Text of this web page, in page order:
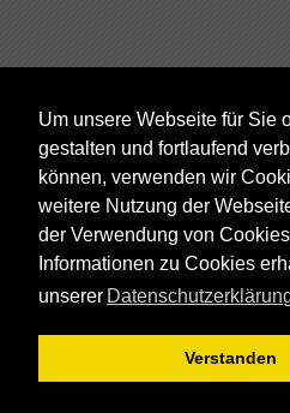
Um unsere Webseite für Sie
gestalten und fortlaufend
können, verwenden wir
weitere Nutzung der
der Verwendung von
Informationen zu Cookies
unserer
Verstanden